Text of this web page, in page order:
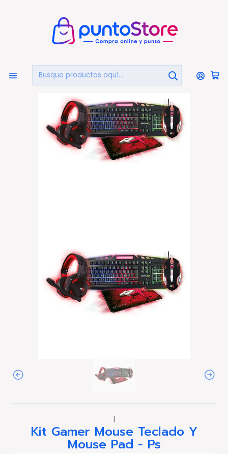
Inicio PUNTO GAMER Kit Gamer
Kit Gamer Mouse Teclado Y Mouse Pad - Ps
|
Kit Gamer Mouse Teclado Y
Mouse Pad - Ps